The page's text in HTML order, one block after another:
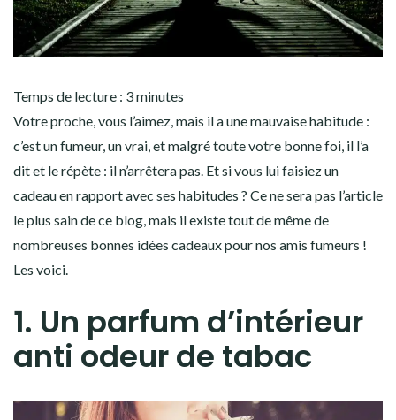
Temps de lecture : 3minutes
Votre proche, vous l’aimez, mais il a une mauvaise habitude :
c’est un fumeur, un vrai, et malgré toute votre bonne foi, il l’a
dit et le répète : il n’arrêtera pas. Et si vous lui faisiez un
cadeau en rapport avec ses habitudes ? Ce ne sera pas l’article
le plus sain de ce blog, mais il existe tout de même de
nombreuses bonnes idées cadeaux pour nos amis fumeurs !
Les voici.
1. Un parfum d’intérieur
anti odeur de tabac